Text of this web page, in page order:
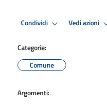
Condividi Vedi azioni
Categorie:
Comune
Argomenti: